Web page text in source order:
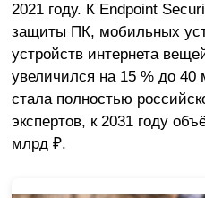
2021 году. К Endpoint
защиты ПК, мобильных
устройств интернета
увеличился на 15 % до 40
стала полностью
экспертов, к 2031 году
млрд ₽.